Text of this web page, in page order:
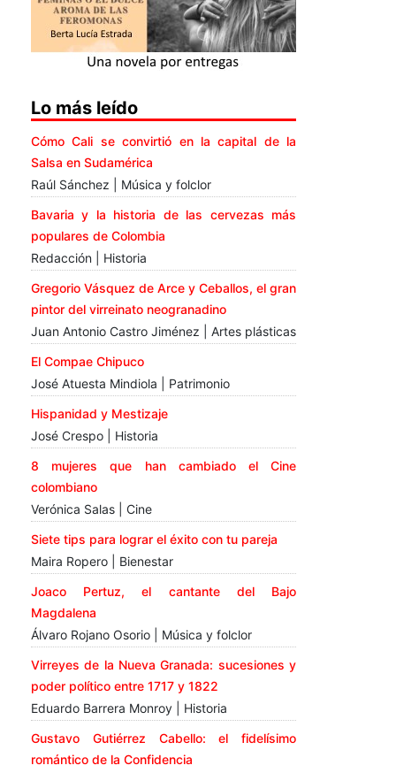
Lo más leído
Cómo Cali se convirtió en la capital de la
Salsa en Sudamérica
Raúl Sánchez | Música y folclor
Bavaria y la historia de las cervezas más
populares de Colombia
Redacción | Historia
Gregorio Vásquez de Arce y Ceballos, el gran
pintor del virreinato neogranadino
Juan Antonio Castro Jiménez | Artes plásticas
El Compae Chipuco
José Atuesta Mindiola | Patrimonio
Hispanidad y Mestizaje
José Crespo | Historia
8 mujeres que han cambiado el Cine
colombiano
Verónica Salas | Cine
Siete tips para lograr el éxito con tu pareja
Maira Ropero | Bienestar
Joaco Pertuz, el cantante del Bajo
Magdalena
Álvaro Rojano Osorio | Música y folclor
Virreyes de la Nueva Granada: sucesiones y
poder político entre 1717 y 1822
Eduardo Barrera Monroy | Historia
Gustavo Gutiérrez Cabello: el fidelísimo
romántico de la Confidencia